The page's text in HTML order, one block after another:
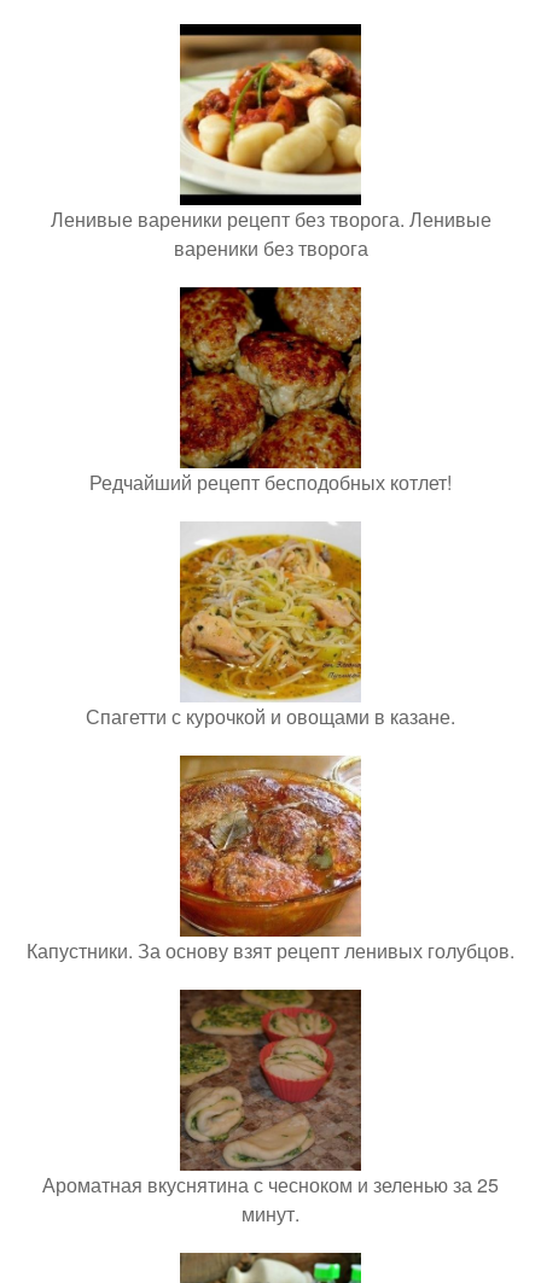
Ленивые вареники рецепт без творога. Ленивые
вареники без творога
Редчайший рецепт бесподобных котлет!
Спагетти с курочкой и овощами в казане.
Капустники. За основу взят рецепт ленивых голубцов.
Ароматная вкуснятина с чесноком и зеленью за 25
минут.